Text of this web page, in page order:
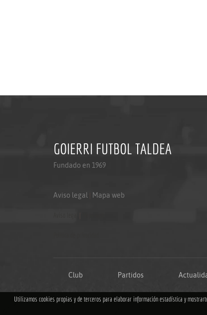
GOIERRI FUTBOL TALDEA
Fundado en 1969
Aviso legal Mapa web
Club Partidos
Utilizamos cookies propias y de terceros para elaborar información estadística y